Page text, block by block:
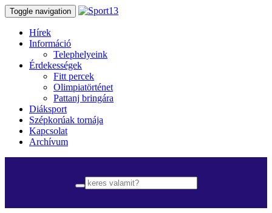
Toggle navigation
Hírek
Információ
Telephelyeink
Érdekességek
Fitt percek
Olimpiatörténet
Pattanj bringára
Diáksport
Szépkorúak tornája
Kapcsolat
Archívum